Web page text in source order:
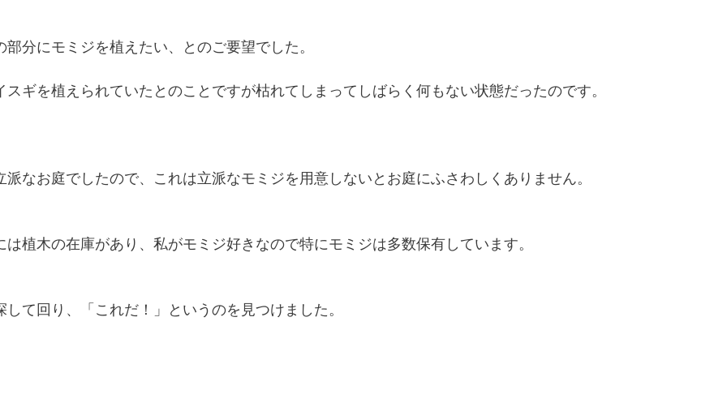
部分にモミジを植えたい、とのご要望でした。
スギを植えられていたとのことですが枯れてしまってしばらく何もない状態だったのです。
派なお庭でしたので、これは立派なモミジを用意しないとお庭にふさわしくありません。
は植木の在庫があり、私がモミジ好きなので特にモミジは多数保有しています。
して回り、「これだ！」というのを見つけました。